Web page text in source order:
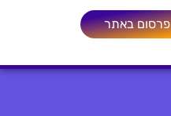
פרסום באתר